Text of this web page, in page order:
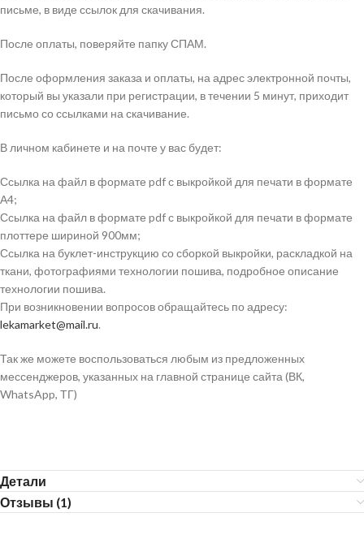
письме, в виде ссылок для скачивания.
После оплаты, поверяйте папку СПАМ.
После оформления заказа и оплаты, на адрес электронной почты,
который вы указали при регистрации, в течении 5 минут, приходит
письмо со ссылками на скачивание.
В личном кабинете и на почте у вас будет:
Ссылка на файл в формате pdf с выкройкой для печати в формате
А4;
Ссылка на файл в формате pdf с выкройкой для печати в формате
плоттере шириной 900мм;
Ссылка на буклет-инструкцию со сборкой выкройки, раскладкой на
ткани, фотографиями технологии пошива, подробное описание
технологии пошива.
При возникновении вопросов обращайтесь по адресу:
lekamarket@mail.ru.
Так же можете воспользоваться любым из предложенных
мессенджеров, указанных на главной странице сайта (ВК,
WhatsApp, ТГ)
Детали
Отзывы (1)